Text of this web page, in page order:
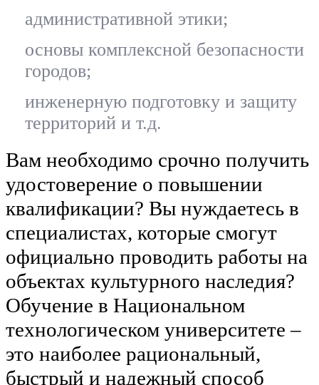
административной этики;
основы комплексной безопасности
городов;
инженерную подготовку и защиту
территорий и т.д.
Вам необходимо срочно получить
удостоверение о повышении
квалификации? Вы нуждаетесь в
специалистах, которые смогут
официально проводить работы на
объектах культурного наследия?
Обучение в Национальном
технологическом университете –
это наиболее рациональный,
быстрый и надежный способ